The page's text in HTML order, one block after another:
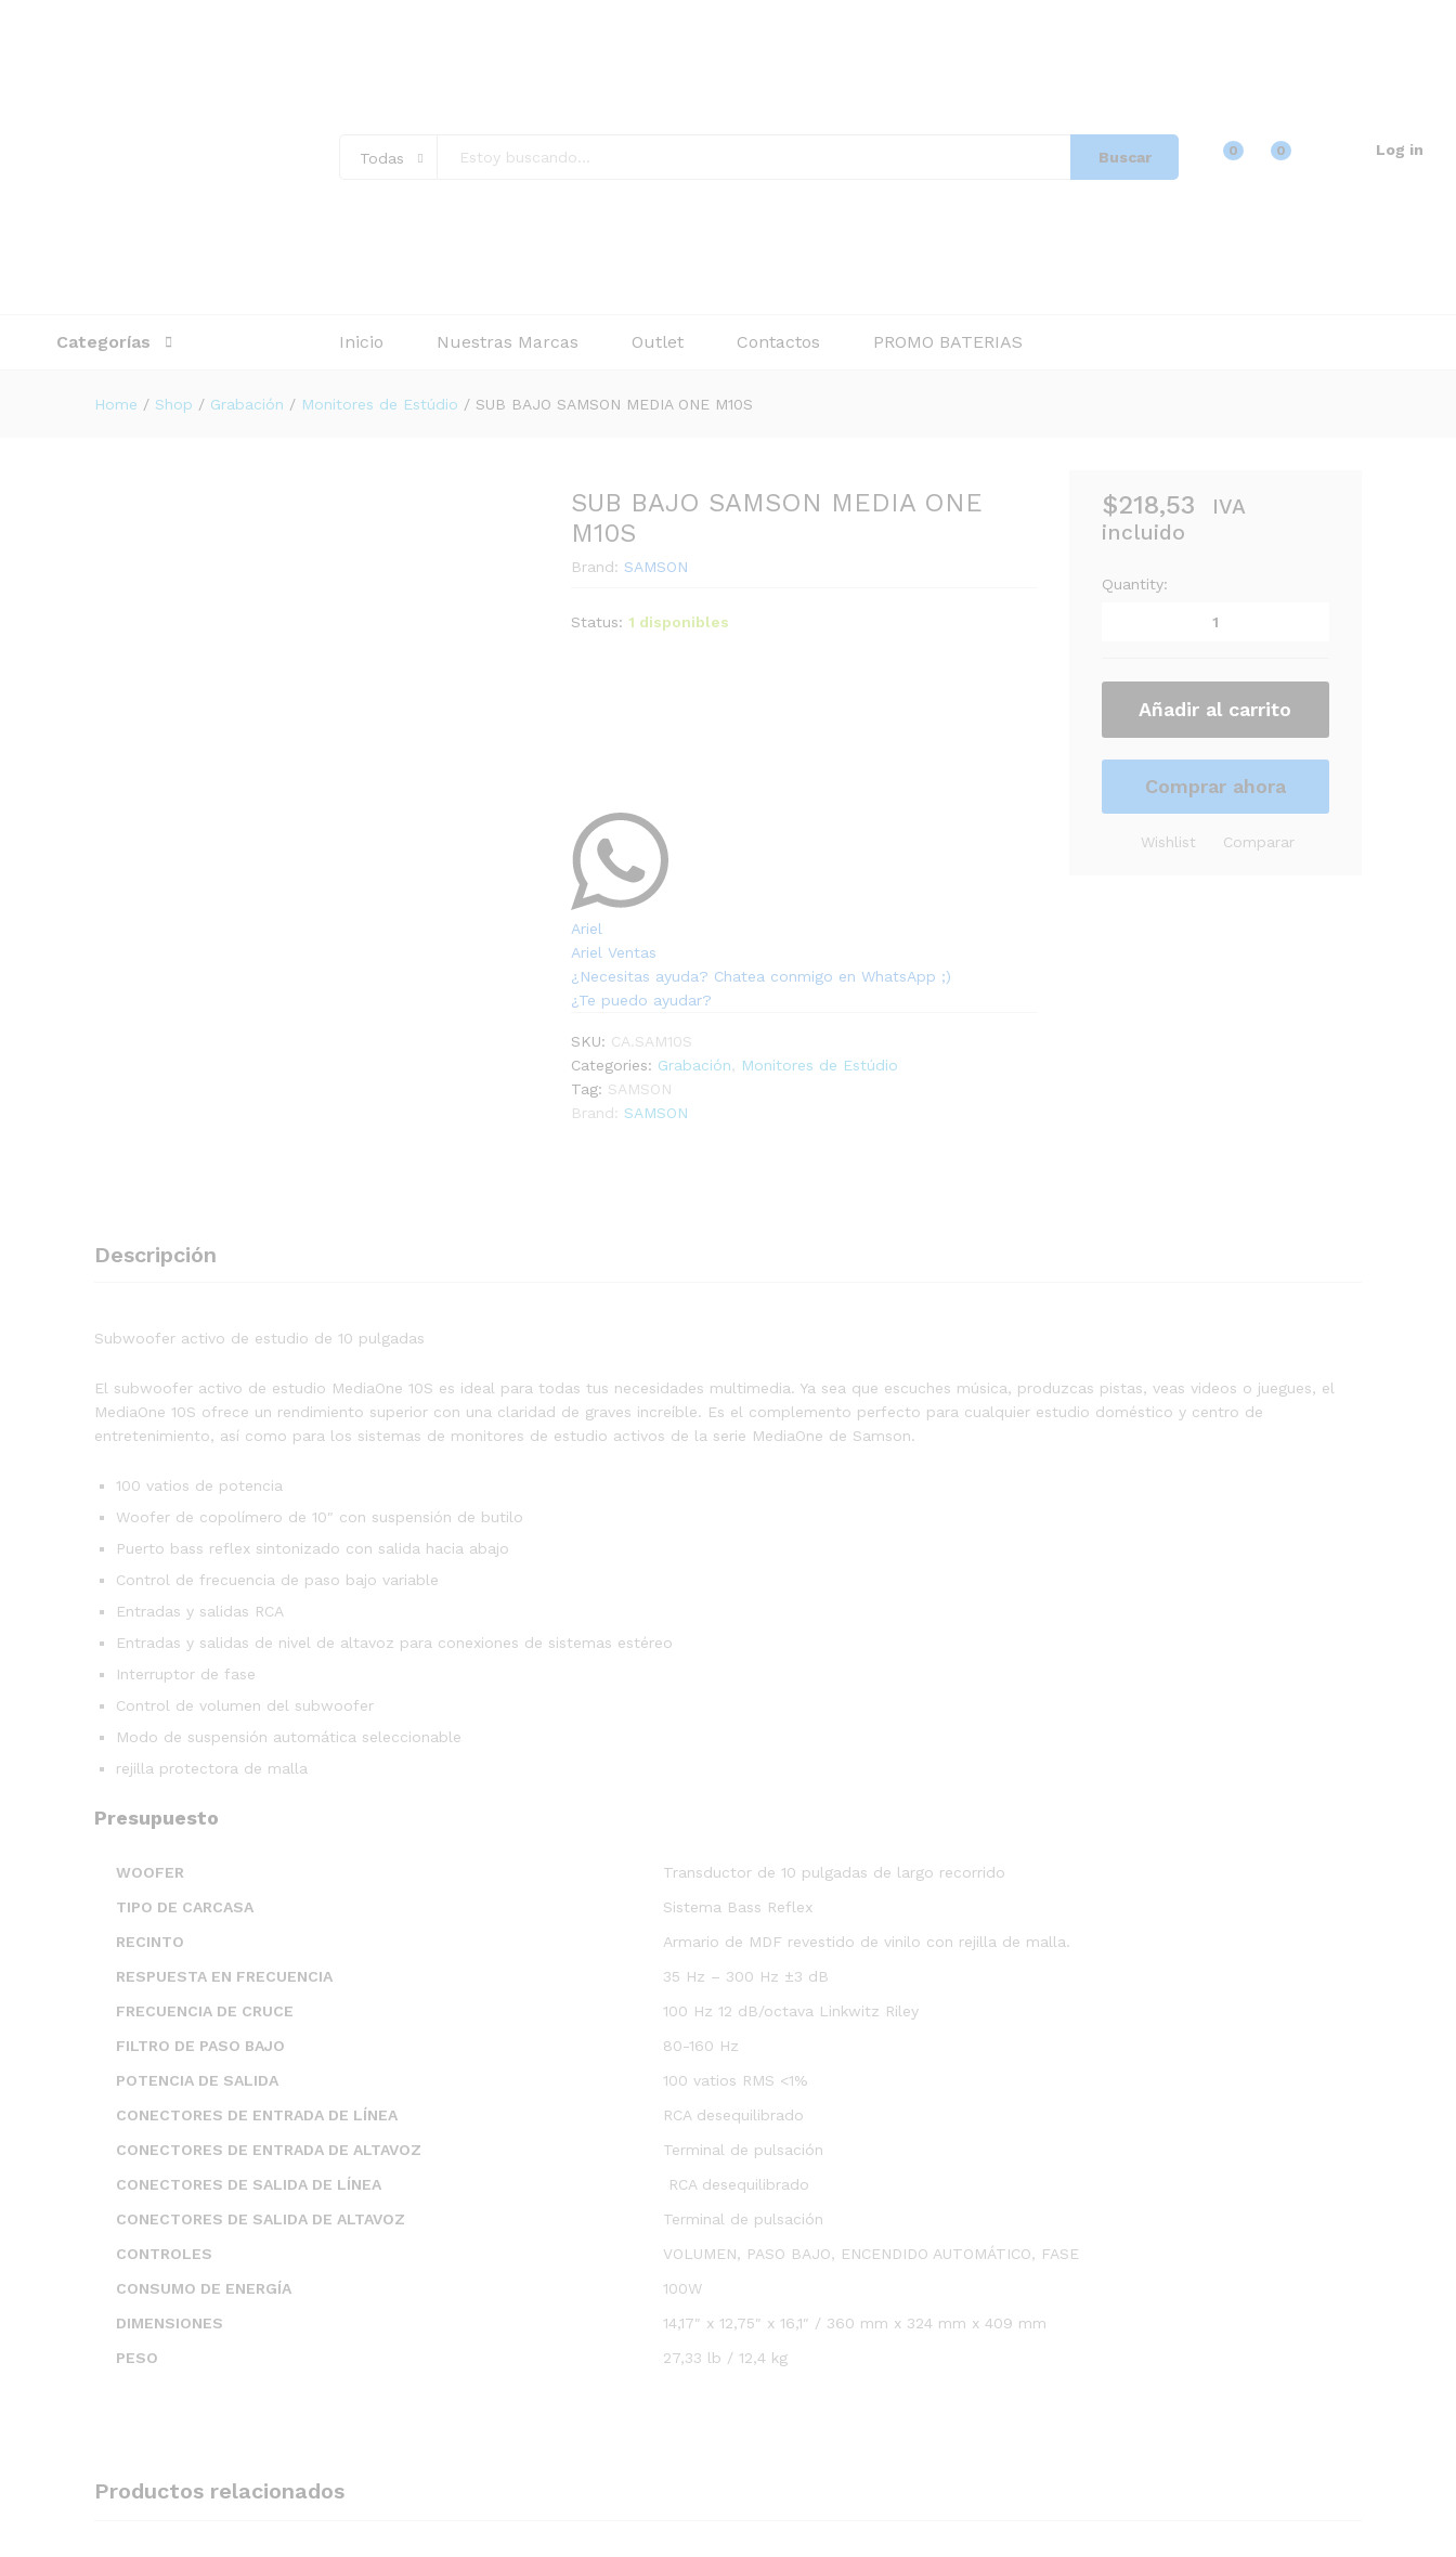
Todas Buscar 0 0 Log in
Categorías Inicio Nuestras Marcas Outlet Contactos PROMO BATERIAS
Home / Shop / Grabación / Monitores de Estúdio / SUB BAJO SAMSON MEDIA ONE M10S
SUB BAJO SAMSON MEDIA ONE
M10S
Brand: SAMSON
Status: 1 disponibles
Ariel
Ariel Ventas
¿Necesitas ayuda? Chatea conmigo en WhatsApp ;)
¿Te puedo ayudar?
SKU: CA.SAM10S
Categories: Grabación
Monitores de Estúdio
Tag: SAMSON
Brand: SAMSON
$218,53
IVA
incluido
S
A
Quantity:
Añadir al carrito
Comprar ahora
Wishlist Comparar
Descripción
Subwoofer activo de estudio de 10 pulgadas
El subwoofer activo de estudio MediaOne 10S es ideal para todas tus necesidades multimedia. Ya sea que escuches música, produzcas pistas, veas videos o juegues, el
MediaOne 10S ofrece un rendimiento superior con una claridad de graves increíble. Es el complemento perfecto para cualquier estudio doméstico y centro de
entretenimiento, así como para los sistemas de monitores de estudio activos de la serie MediaOne de Samson.
100 vatios de potencia
Woofer de copolímero de 10″ con suspensión de butilo
Puerto bass reflex sintonizado con salida hacia abajo
Control de frecuencia de paso bajo variable
Entradas y salidas RCA
Entradas y salidas de nivel de altavoz para conexiones de sistemas estéreo
Interruptor de fase
Control de volumen del subwoofer
Modo de suspensión automática seleccionable
rejilla protectora de malla
Presupuesto
WOOFER
Transductor de 10 pulgadas de largo recorrido
TIPO DE CARCASA
Sistema Bass Reflex
RECINTO
Armario de MDF revestido de vinilo con rejilla de malla.
RESPUESTA EN FRECUENCIA
35 Hz – 300 Hz ±3 dB
FRECUENCIA DE CRUCE
100 Hz 12 dB/octava Linkwitz Riley
FILTRO DE PASO BAJO
80-160 Hz
POTENCIA DE SALIDA
100 vatios RMS <1%
CONECTORES DE ENTRADA DE LÍNEA
RCA desequilibrado
CONECTORES DE ENTRADA DE ALTAVOZ
Terminal de pulsación
CONECTORES DE SALIDA DE LÍNEA
RCA desequilibrado
CONECTORES DE SALIDA DE ALTAVOZ
Terminal de pulsación
CONTROLES
VOLUMEN, PASO BAJO, ENCENDIDO AUTOMÁTICO, FASE
CONSUMO DE ENERGÍA
100W
DIMENSIONES
14,17″ x 12,75″ x 16,1″ / 360 mm x 324 mm x 409 mm
PESO
27,33 lb / 12,4 kg
Productos relacionados